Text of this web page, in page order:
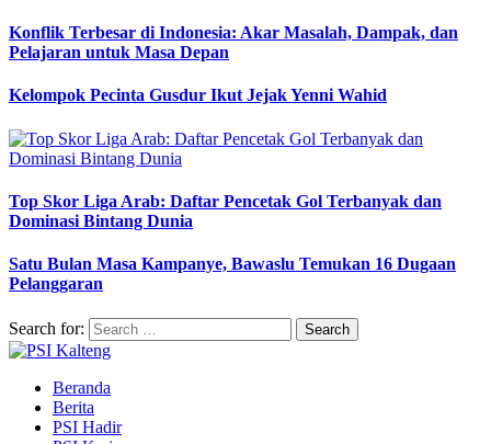
Konflik Terbesar di Indonesia: Akar Masalah, Dampak, dan
Pelajaran untuk Masa Depan
Kelompok Pecinta Gusdur Ikut Jejak Yenni Wahid
Top Skor Liga Arab: Daftar Pencetak Gol Terbanyak dan
Dominasi Bintang Dunia
Satu Bulan Masa Kampanye, Bawaslu Temukan 16 Dugaan
Pelanggaran
Search for:
Beranda
Berita
PSI Hadir